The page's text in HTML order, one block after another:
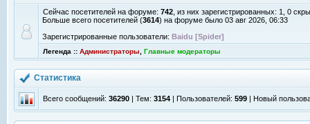
Сейчас посетителей на форуме: 742 , из них зарегистрированных: 1, 0
Больше всего посетителей (3614) на форуме было 03 авг 2026, 06:33
Зарегистрированные пользователи: Baidu [Spider]
Легенда :: Администраторы Главные модераторы
Статистика
Всего сообщений: 36290 | Тем: 3154 | Пользователей: 599 | Новый